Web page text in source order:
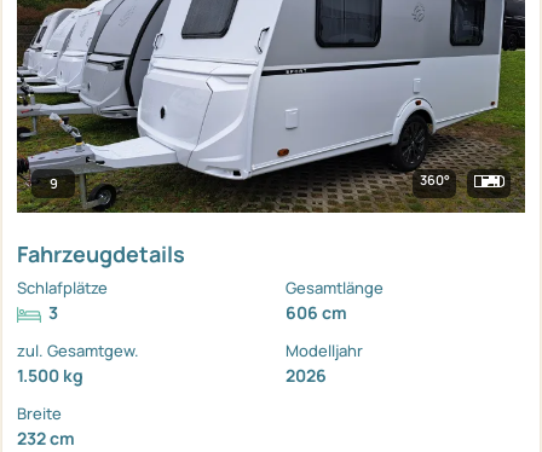
9 360°
Fahrzeugdetails
Schlafplätze
3
Gesamtlänge
606 cm
zul. Gesamtgew.
1.500 kg
Modelljahr
2026
Breite
232 cm